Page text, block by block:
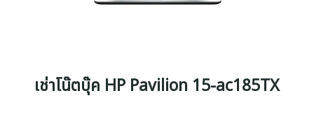
เช่าโน๊ตบุ๊ค HP Pavilion 15-ac185TX